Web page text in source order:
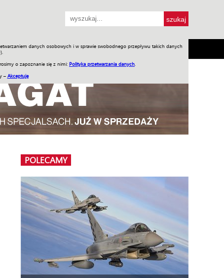
danych osobowych i w sprawie swobodnego przepływu takich danych
o zapoznanie się z nimi: Polityka przetwarzania danych
– Akceptuję
SKLEP Jednodniówki Praca w WIW
POLECAMY